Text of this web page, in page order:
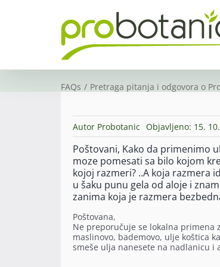
FAQs Pretraga pitanja i odgovora o
Autor Probotanic Objavljeno: 15.
Poštovani, Kako da primenimo
moze pomesati sa bilo kojom
kojoj razmeri? ..A koja razmera
u šaku punu gela od aloje i
zanima koja je razmera
Poštovana,
Ne preporučuje se lokalna primena
maslinovo, bademovo, ulje koštica
smeše ulja nanesete na nadlanicu i